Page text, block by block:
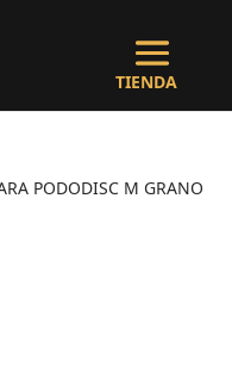
PODODISC M GRANO